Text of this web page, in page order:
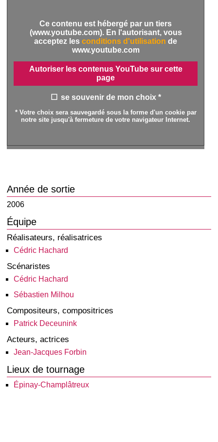
Ce contenu est hébergé par un tiers
(www.youtube.com). En l'autorisant, vous
acceptez les conditions d'utilisation de
www.youtube.com
Autoriser les contenus YouTube sur cette
page
se souvenir de mon choix *
* Votre choix sera sauvegardé sous la forme d'un cookie par
notre site jusqu'à fermeture de votre navigateur Internet.
Année de sortie
2006
Équipe
Réalisateurs, réalisatrices
Cédric Hachard
Scénaristes
Cédric Hachard
Sébastien Milhou
Compositeurs, compositrices
Patrick Deceunink
Acteurs, actrices
Jean-Jacques Forbin
Lieux de tournage
Épinay-Champlâtreux